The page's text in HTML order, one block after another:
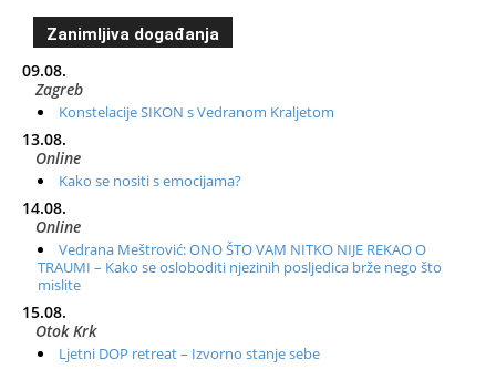
Zanimljiva događanja
09.08.
Zagreb
Konstelacije SIKON s Vedranom Kraljetom
13.08.
Online
Kako se nositi s emocijama?
14.08.
Online
Vedrana Meštrović: ONO ŠTO VAM NITKO NIJE REKAO O
TRAUMI – Kako se osloboditi njezinih posljedica brže nego što
mislite
15.08.
Otok Krk
Ljetni DOP retreat – Izvorno stanje sebe